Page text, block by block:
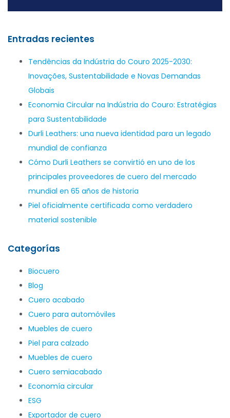
Entradas recientes
Tendências da Indústria do Couro 2025-2030:
Inovações, Sustentabilidade e Novas Demandas
Globais
Economia Circular na Indústria do Couro: Estratégias
para Sustentabilidade
Durli Leathers: una nueva identidad para un legado
mundial de confianza
Cómo Durli Leathers se convirtió en uno de los
principales proveedores de cuero del mercado
mundial en 65 años de historia
Piel oficialmente certificada como verdadero
material sostenible
Categorías
Biocuero
Blog
Cuero acabado
Cuero para automóviles
Muebles de cuero
Piel para calzado
Muebles de cuero
Cuero semiacabado
Economía circular
ESG
Exportador de cuero